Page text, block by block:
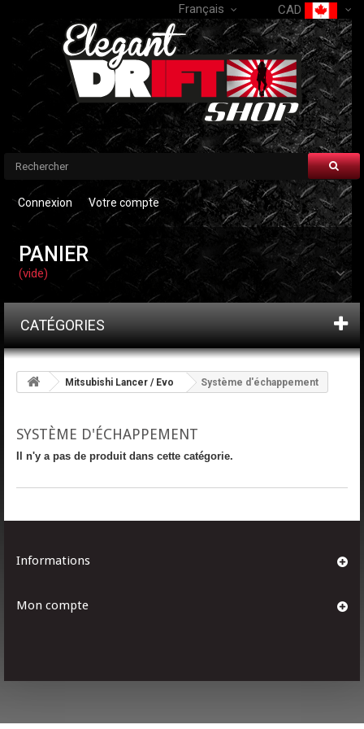
CAD
Français
Connexion Votre compte
PANIER
(vide)
CATÉGORIES
Mitsubishi Lancer / Evo Système d'échappement
SYSTÈME D'ÉCHAPPEMENT
Il n'y a pas de produit dans cette catégorie.
Informations
Mon compte